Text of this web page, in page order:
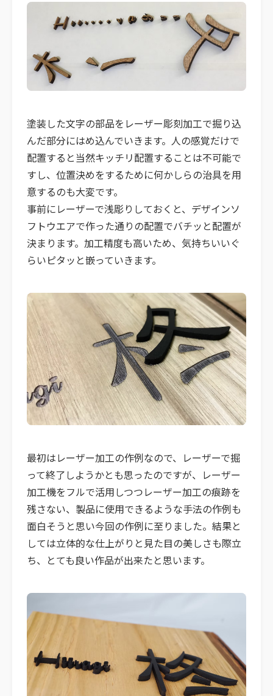
塗装した文字の部品をレーザー彫刻加工で掘り込
んだ部分にはめ込んでいきます。人の感覚だけで
配置すると当然キッチリ配置することは不可能で
すし、位置決めをするために何かしらの治具を用
意するのも大変です。
事前にレーザーで浅彫りしておくと、デザインソ
フトウエアで作った通りの配置でバチッと配置が
決まります。加工精度も高いため、気持ちいいぐ
らいピタッと嵌っていきます。
最初はレーザー加工の作例なので、レーザーで掘
って終了しようかとも思ったのですが、レーザー
加工機をフルで活用しつつレーザー加工の痕跡を
残さない、製品に使用できるような手法の作例も
面白そうと思い今回の作例に至りました。結果と
しては立体的な仕上がりと見た目の美しさも際立
ち、とても良い作品が出来たと思います。